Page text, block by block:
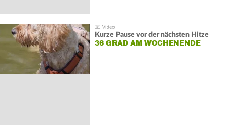
Kurze Pause vor der nächsten Hitze
36 GRAD AM WOCHENENDE